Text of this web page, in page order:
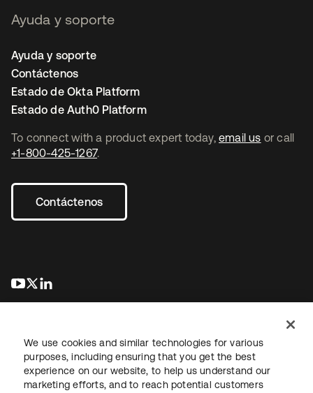
To connect with a product expert today, email us or call
+1-800-425-1267.
Contáctenos
se abre en una pestaña nueva
se abre en una pestaña nueva
Ayuda y soporte
Ayuda y soporte
Contáctenos
Estado de Okta Platform
Estado de Auth0 Platform
Información legalPolítica de privacidadTérminos del sitio
We use cookies and similar technologies for various
purposes, including ensuring that you get the best
experience on our website, to help us understand our
marketing efforts, and to reach potential customers